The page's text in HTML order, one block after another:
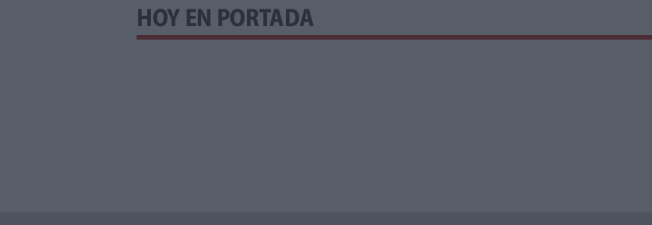
HOY EN PORTADA